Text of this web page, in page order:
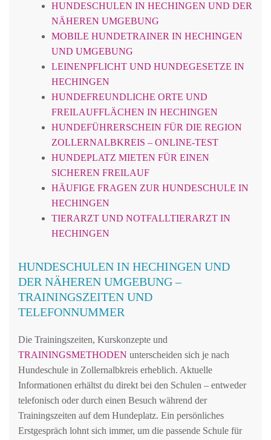
HUNDESCHULEN IN HECHINGEN UND DER
NÄHEREN UMGEBUNG
MOBILE HUNDETRAINER IN HECHINGEN
UND UMGEBUNG
LEINENPFLICHT UND HUNDEGESETZE IN
HECHINGEN
HUNDEFREUNDLICHE ORTE UND
FREILAUFFLÄCHEN IN HECHINGEN
HUNDEFÜHRERSCHEIN FÜR DIE REGION
ZOLLERNALBKREIS – ONLINE-TEST
HUNDEPLATZ MIETEN FÜR EINEN
SICHEREN FREILAUF
HÄUFIGE FRAGEN ZUR HUNDESCHULE IN
HECHINGEN
TIERARZT UND NOTFALLTIERARZT IN
HECHINGEN
HUNDESCHULEN IN HECHINGEN UND
DER NÄHEREN UMGEBUNG –
TRAININGSZEITEN UND
TELEFONNUMMER
Die Trainingszeiten, Kurskonzepte und
TRAININGSMETHODEN unterscheiden sich je nach
Hundeschule in Zollernalbkreis erheblich. Aktuelle
Informationen erhältst du direkt bei den Schulen – entweder
telefonisch oder durch einen Besuch während der
Trainingszeiten auf dem Hundeplatz. Ein persönliches
Erstgespräch lohnt sich immer, um die passende Schule für